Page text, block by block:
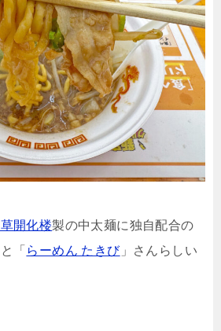
開化楼製の中太麺に独自配合の
「 らーめん たきび」さんらしい